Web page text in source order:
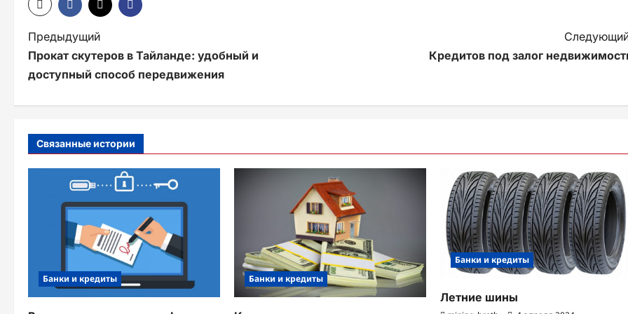
Н
а
г
а
Предыдущий
Прокат скутеров в Тайланде: удобный и
доступный способ передвижения
Кредитов под залог
Связанные истории
Банки и кредиты Банки и кредиты
Банки и кредиты
Летние шины